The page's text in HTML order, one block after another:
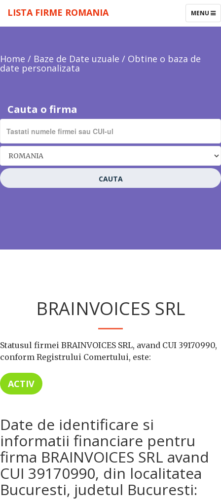
TOGGLE
MENU
LISTA FIRME ROMANIA
Home / Baze de Date uzuale / Obtine o baza de
date personalizata
Cauta o firma
CAUTA
BRAINVOICES SRL
Statusul firmei BRAINVOICES SRL, avand CUI 39170990,
conform Registrului Comertului, este:
ACTIV
Date de identificare si
informatii financiare pentru
firma BRAINVOICES SRL avand
CUI 39170990, din localitatea
Bucuresti, judetul Bucuresti: